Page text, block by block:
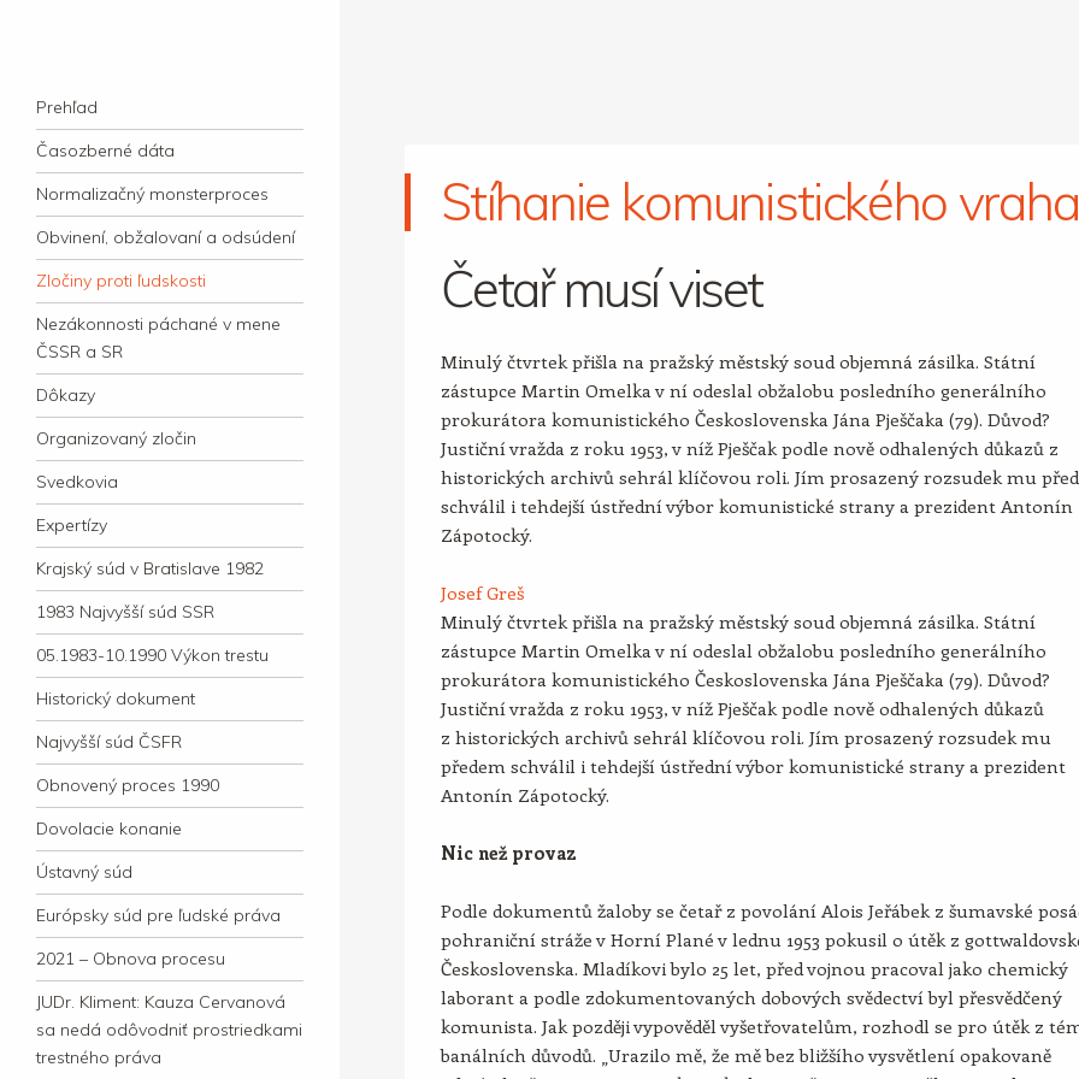
súdny proces v dejnách slovenskej justície
Navigation
Skip to content
Prehľad
Časozberné dáta
Normalizačný monsterproces
Obvinení, obžalovaní a odsúdení
Zločiny proti ľudskosti
Nezákonnosti páchané v mene
ČSSR a SR
Dôkazy
Organizovaný zločin
Svedkovia
Expertízy
Krajský súd v Bratislave 1982
1983 Najvyšší súd SSR
05.1983-10.1990 Výkon trestu
Historický dokument
Najvyšší súd ČSFR
Obnovený proces 1990
Dovolacie konanie
Ústavný súd
Európsky súd pre ľudské práva
2021 – Obnova procesu
JUDr. Kliment: Kauza Cervanová
sa nedá odôvodniť prostriedkami
trestného práva
Stíhanie komunistického vraha
Četař musí viset
Minulý čtvrtek přišla na pražský městský soud objemná zásilka. Státní
zástupce Martin Omelka v ní odeslal obžalobu posledního generálního
prokurátora komunistického Československa Jána Pješčaka (79). Důvod?
Justiční vražda z roku 1953, v níž Pješčak podle nově odhalených důkazů z
historických archivů sehrál klíčovou roli. Jím prosazený rozsudek mu
schválil i tehdejší ústřední výbor komunistické strany a prezident Antonín
Zápotocký.
Josef Greš
Minulý čtvrtek přišla na pražský městský soud objemná zásilka. Státní
zástupce Martin Omelka v ní odeslal obžalobu posledního generálního
prokurátora komunistického Československa Jána Pješčaka (79). Důvod?
Justiční vražda z roku 1953, v níž Pješčak podle nově odhalených důkazů
z historických archivů sehrál klíčovou roli. Jím prosazený rozsudek mu
předem schválil i tehdejší ústřední výbor komunistické strany a prezident
Antonín Zápotocký.
Nic než provaz
Podle dokumentů žaloby se četař z povolání Alois Jeřábek z šumavské
pohraniční stráže v Horní Plané v lednu 1953 pokusil o útěk z
Československa. Mladíkovi bylo 25 let, před vojnou pracoval jako chemický
laborant a podle zdokumentovaných dobových svědectví byl přesvědčený
komunista. Jak později vypověděl vyšetřovatelům, rozhodl se pro útěk z
banálních důvodů. „Urazilo mě, že mě bez bližšího vysvětlení opakovaně